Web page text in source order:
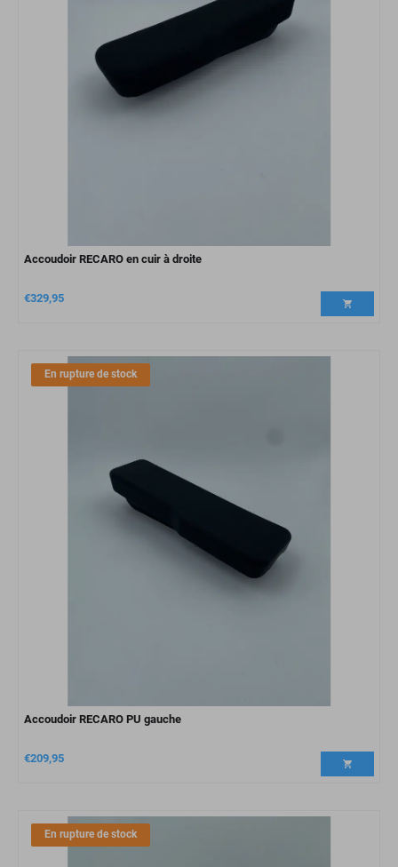
Accoudoir RECARO en cuir à droite
€329,95
En rupture de stock
Accoudoir RECARO PU gauche
€209,95
En rupture de stock